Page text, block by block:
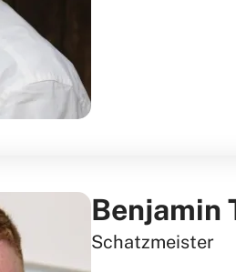
Benjamin
Schatzmeister